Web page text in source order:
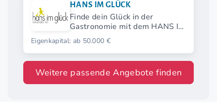
HANS IM GLÜCK
Finde dein Glück in der
Gastronomie mit dem HANS IM
GLÜCK Franchise.
Eigenkapital: ab 50.000 €
Weitere passende Angebote finden